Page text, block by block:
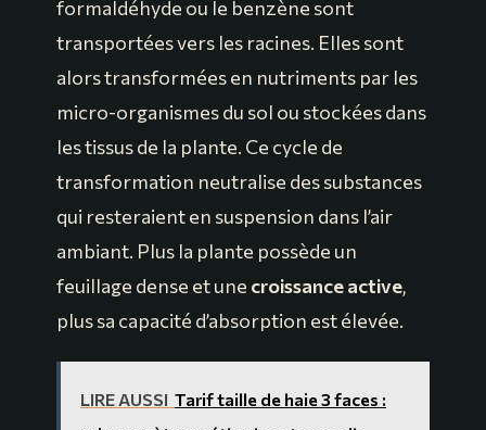
formaldéhyde ou le benzène sont
transportées vers les racines. Elles sont
alors transformées en nutriments par les
micro-organismes du sol ou stockées dans
les tissus de la plante. Ce cycle de
transformation neutralise des substances
qui resteraient en suspension dans l’air
ambiant. Plus la plante possède un
feuillage dense et une croissance active,
plus sa capacité d’absorption est élevée.
LIRE AUSSI Tarif taille de haie 3 faces :